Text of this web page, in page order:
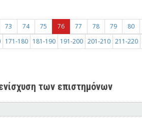
73 74 75 76 77 78 79 80
171-180 181-190 191-200 201-210 211-220
των επιστημόνων